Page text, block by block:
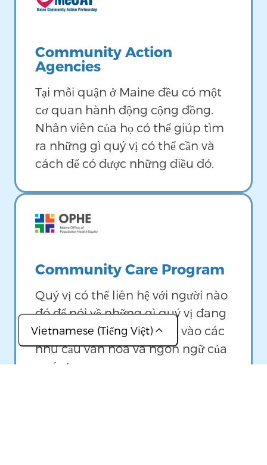
Community Action
Agencies
Tại mỗi quận ở Maine đều có một
cơ quan hành động cộng đồng.
Nhân viên của họ có thể giúp tìm
ra những gì quý vị có thể cần và
cách để có được những điều đó.
Community Care Program
Quý vị có thể liên hệ với người nào
đó để nói về những gì quý vị đang
tìm kiếm, với sự tập trung vào các
nhu cầu văn hóa và ngôn ngữ của
quý vị.
Image
Vietnamese (Tiếng Việt)